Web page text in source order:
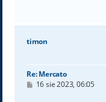
timon
Re: Mercato
P16 sie 2023, 06:05